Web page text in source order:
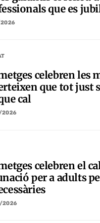
que es
celebren les
que tot just
cal
celebren el
per a adults